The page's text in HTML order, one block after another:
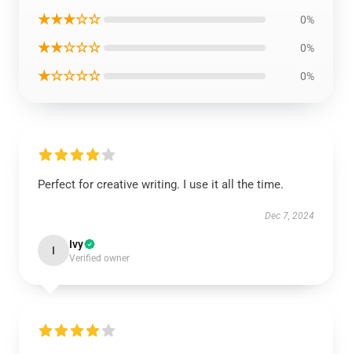
★★★☆☆ 0%
★★☆☆☆ 0%
★☆☆☆☆ 0%
Perfect for creative writing. I use it all the time.
Dec 7, 2024
I Ivy
Verified owner